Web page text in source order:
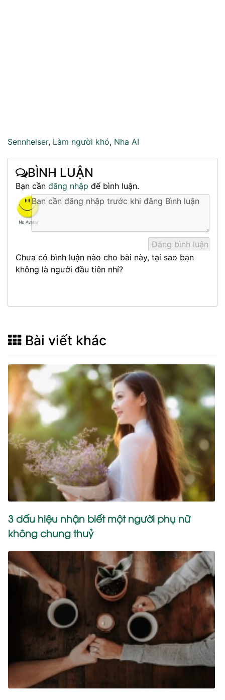
Sennheiser, Làm người khó, Nha AI
BÌNH LUẬN
Bạn cần đăng nhập để bình luận.
Chưa có bình luận nào cho bài này, tại sao bạn
không là người đầu tiên nhỉ?
Bài viết khác
3 dấu hiệu nhận biết một người phụ nữ
không chung thuỷ